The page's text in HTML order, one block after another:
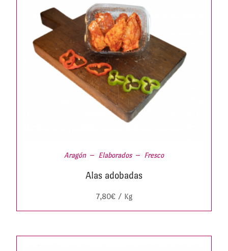
Aragón Elaborados Fresco
Alas adobadas
7,80€/ Kg